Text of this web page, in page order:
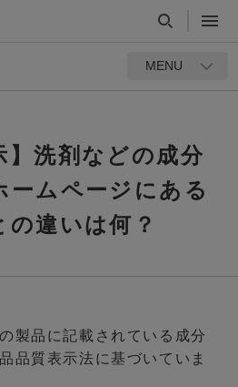
MENU
】洗剤などの成分
ームページにある
の違いは何？
製品に記載されている成分
品質表示法に基づいていま